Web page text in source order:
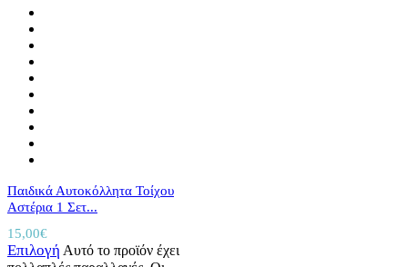
Παιδικά Αυτοκόλλητα Τοίχου
Αστέρια 1 Σετ...
15,00€
Επιλογή Αυτό το προϊόν έχει